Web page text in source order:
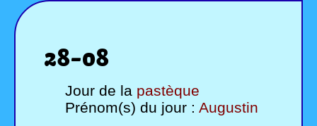
28-08
Jour de la pastèque
Prénom(s) du jour : Augustin